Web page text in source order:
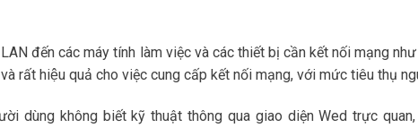
đến các máy tính làm việc và các thiết bị cần kết nối mạng
rất hiệu quả cho việc cung cấp kết nối mạng, với mức tiêu thụ
dùng không biết kỹ thuật thông qua giao diện Wed trực